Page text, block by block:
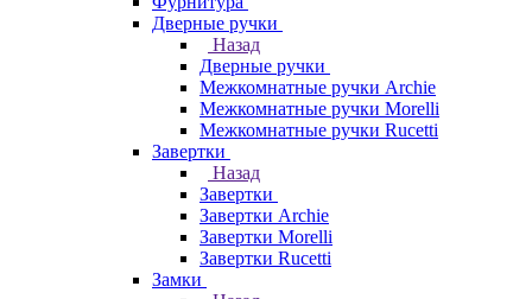
Дверные ручки
Назад
Дверные ручки
Межкомнатные ручки Archie
Межкомнатные ручки Morelli
Межкомнатные ручки Rucetti
Завертки
Назад
Завертки
Завертки Archie
Завертки Morelli
Завертки Rucetti
Замки